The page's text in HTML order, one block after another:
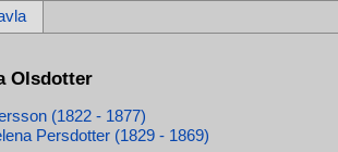
Olsdotter
(1822 - 1877)
Persdotter (1829 - 1869)